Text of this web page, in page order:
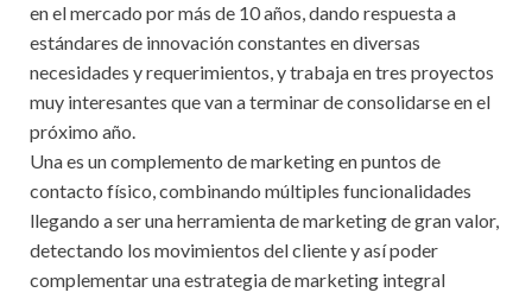
en el mercado por más de 10 años, dando respuesta a
estándares de innovación constantes en diversas
necesidades y requerimientos, y trabaja en tres proyectos
muy interesantes que van a terminar de consolidarse en el
próximo año.
Una es un complemento de marketing en puntos de
contacto físico, combinando múltiples funcionalidades
llegando a ser una herramienta de marketing de gran valor,
detectando los movimientos del cliente y así poder
complementar una estrategia de marketing integral